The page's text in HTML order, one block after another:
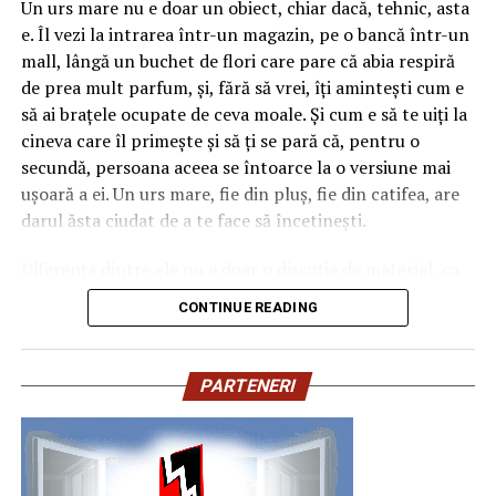
24 februarie.
După proiecțiile speciale din Arad, Timișoara, Alba Iulia,
Sibiu, Brașov, Cluj-Napoca, Baia Mare, Oradea, cu săli
pline, multe aplauze, râsete și discuții îndelungate cu
spectatorii curioși și încântați de poveste și de
prestațiile actorilor, caravana„În pielea mea”continuă
în mai multe orașe.
, unde
regizorul Paul Decu și actrița Azaleea
, originari din Constanța și împrejurimi, vor
prezenta filmul alături de colegii lorIoana State,
Alexandra Răduță și Gabriel Vatavu.
Cinema City Shopping City Galațiinvită spectatorii
12 februarie de la 18:30la întâlnirea cu actrițele
State și Azaleea Necula și regizorul Paul Decu.
Un urs mare nu e doar un obiect, chiar dacă, tehnic, asta
e. Îl vezi la intrarea într-un magazin, pe o bancă într-un
mall, lângă un buchet de flori care pare că abia respiră
de prea mult parfum, și, fără să vrei, îți amintești cum e
să ai brațele ocupate de ceva moale. Și cum e să te uiți la
cineva care îl primește și să ți se pară că, pentru o
secundă, persoana aceea se întoarce la o versiune mai
ușoară a ei. Un urs mare, fie din pluș, fie din catifea, are
darul ăsta ciudat de a te face să încetinești.
și cum am compara o perdea cu alta. Se simte în palmă,
se vede în lumină, se aude aproape, în felul în care
foșnește ușor când îl strângi. Și, da, se simte și în viața
de după, în zilele de praf, în accidentele inevitabile cu
cafea, în îmbrățișările prea entuziaste ale unui copil sau
în felul în care o pisică decide că acesta e noul ei tron.
Ce înseamnă, de fapt, plușul
CONTINUE READING
PARTENERI